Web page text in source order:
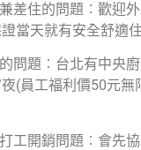
差住的問題︰歡迎
當天就有安全舒適
問題︰台北有中央
(員工福利價50元
工開銷問題︰會先